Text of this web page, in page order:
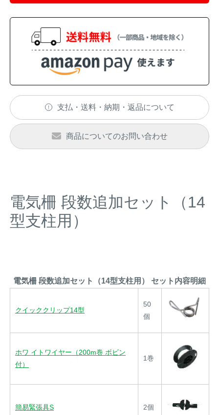
支払・送料・納期・返品について
商品についてのお問い合わせ
電気柵 段数追加セット（14
型支柱用）
電気柵 段数追加セット（14型支柱用） セット内容明細
クイッククリップ14型
50
個
ホワ イトワイヤー（200m巻 ボビン
付）
1巻
簡易緊張具S 2個
閉じる